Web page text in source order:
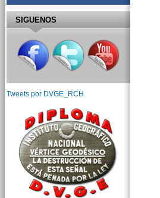
SIGUENOS
Tweets por DVGE_RCH